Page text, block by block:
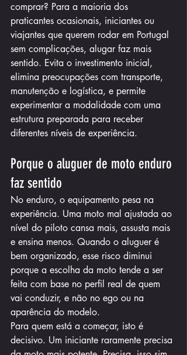
comprar? Para a maioria dos
praticantes ocasionais, iniciantes ou
viajantes que querem rodar em Portugal
sem complicações, alugar faz mais
sentido. Evita o investimento inicial,
elimina preocupações com transporte,
manutenção e logística, e permite
experimentar a modalidade com uma
estrutura preparada para receber
diferentes níveis de experiência.
Porque o aluguer de moto enduro
faz sentido
No enduro, o equipamento pesa na
experiência. Uma moto mal ajustada ao
nível do piloto cansa mais, assusta mais
e ensina menos. Quando o aluguer é
bem organizado, esse risco diminui
porque a escolha da moto tende a ser
feita com base no perfil real de quem
vai conduzir, e não no ego ou na
aparência do modelo.
Para quem está a começar, isto é
decisivo. Um iniciante raramente precisa